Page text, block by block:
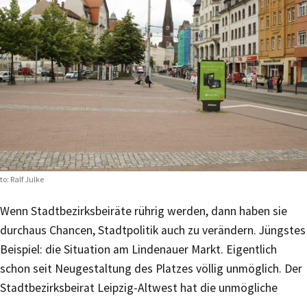
Ralf Julke
Wenn Stadtbezirksbeiräte rührig werden, dann haben sie
durchaus Chancen, Stadtpolitik auch zu verändern. Jüngstes
Beispiel: die Situation am Lindenauer Markt. Eigentlich
schon seit Neugestaltung des Platzes völlig unmöglich. Der
Stadtbezirksbeirat Leipzig-Altwest hat die unmögliche